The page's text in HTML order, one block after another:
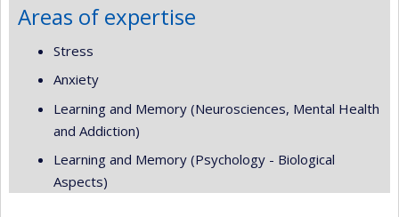
Areas of expertise
Stress
Anxiety
Learning and Memory (Neurosciences, Mental Health
and Addiction)
Learning and Memory (Psychology - Biological
Aspects)